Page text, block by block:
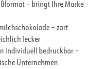
– bringt Ihre Marke
– zart
lecker
individuell bedruckbar –
Unternehmen